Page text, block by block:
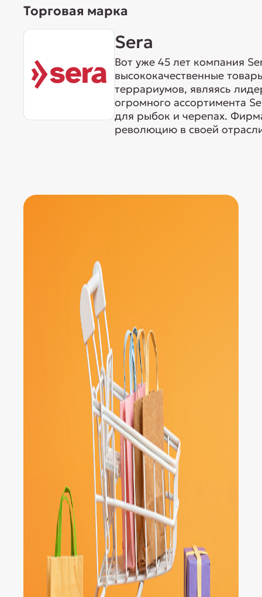
Торговая марка
Sera
Вот уже 45 лет компания
высококачественные
террариумов, являясь
огромного ассортимента
для рыбок и черепах.
революцию в своей